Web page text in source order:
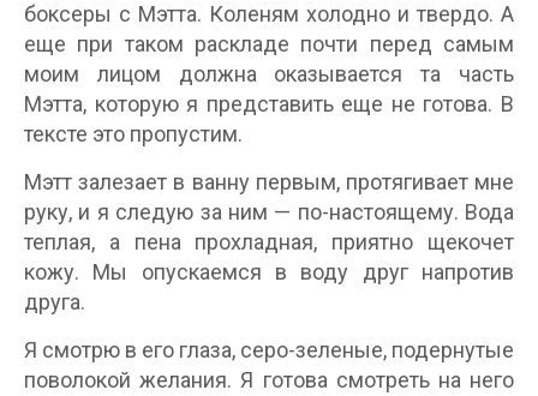
боксеры с Мэтта. Коленям холодно и твердо. А
еще при таком раскладе почти перед самым
моим лицом должна оказывается та часть
Мэтта, которую я представить еще не готова. В
тексте это пропустим.
Мэтт залезает в ванну первым, протягивает мне
руку, и я следую за ним — по-настоящему. Вода
теплая, а пена прохладная, приятно щекочет
кожу. Мы опускаемся в воду друг напротив
друга.
Я смотрю в его глаза, серо-зеленые, подернутые
поволокой желания. Я готова смотреть на него